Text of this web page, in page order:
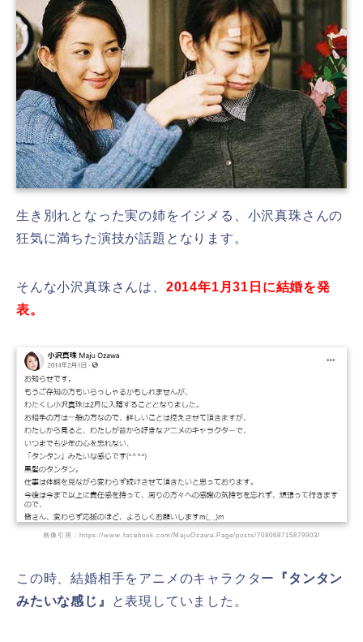
生き別れとなった実の姉をイジメる、小沢真珠さんの
狂気に満ちた演技が話題となります。
そんな小沢真珠さんは、 2014年1月31日に結婚を発
表。
画像引用：https://www.facebook.com/MajuOzawa.Page/posts/708068715879903/
この時、結婚相手をアニメのキャラクター
『タンタン
みたいな感じ』
と表現していました。